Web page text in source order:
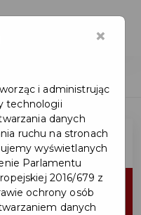
24
×
i administrując
technologii
danych
ruchu na stronach
wyświetlanych
Parlamentu
2016/679 z
ochrony osób
danych